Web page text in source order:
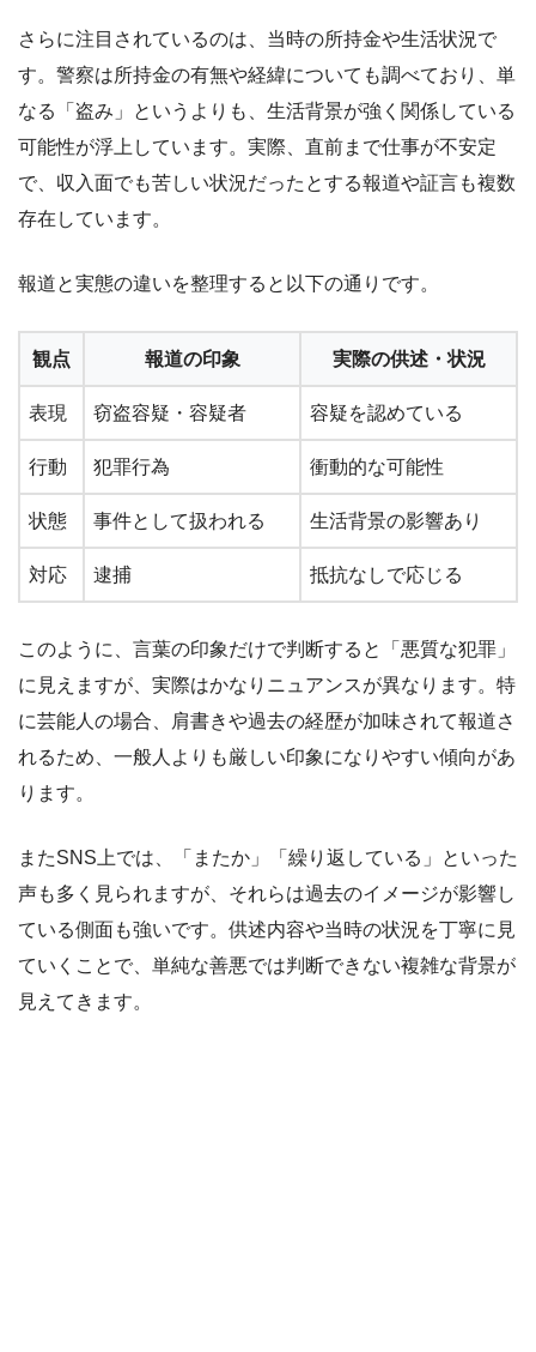
さらに注目されているのは、当時の所持金や生活状況で
す。警察は所持金の有無や経緯についても調べており、単
なる「盗み」というよりも、生活背景が強く関係している
可能性が浮上しています。実際、直前まで仕事が不安定
で、収入面でも苦しい状況だったとする報道や証言も複数
存在しています。
報道と実態の違いを整理すると以下の通りです。
観点 報道の印象 実際の供述・状況
表現 窃盗容疑・容疑者 容疑を認めている
行動 犯罪行為 衝動的な可能性
状態 事件として扱われる 生活背景の影響あり
対応 逮捕 抵抗なしで応じる
このように、言葉の印象だけで判断すると「悪質な犯罪」
に見えますが、実際はかなりニュアンスが異なります。特
に芸能人の場合、肩書きや過去の経歴が加味されて報道さ
れるため、一般人よりも厳しい印象になりやすい傾向があ
ります。
またSNS上では、「またか」「繰り返している」といった
声も多く見られますが、それらは過去のイメージが影響し
ている側面も強いです。供述内容や当時の状況を丁寧に見
ていくことで、単純な善悪では判断できない複雑な背景が
見えてきます。